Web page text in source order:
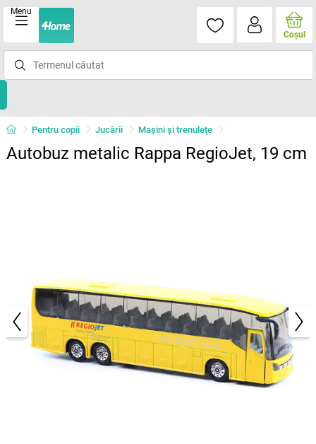
Menu
Coşul
Pentru copii Jucării Maşini şi trenuleţe
Autobuz metalic Rappa RegioJet, 19 cm